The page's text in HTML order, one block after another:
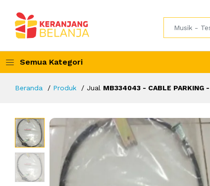
Semua Kategori
Beranda Produk Jual MB334043 - CABLE PARKING